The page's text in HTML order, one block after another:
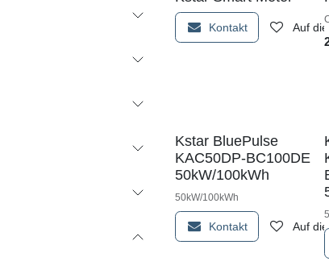
Kontakt Auf die
Kstar BluePulse
KAC50DP-BC100DE
50kW/100kWh
50kW/100kWh
Kontakt Auf